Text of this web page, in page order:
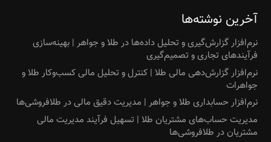
آخرین نوشته‌ها
نرم‌افزار گزارش‌گیری و تحلیل داده‌ها در طلا و جواهر | بهینه‌سازی
فرآیندهای تجاری و تصمیم‌گیری
نرم‌افزار گزارش‌دهی مالی طلا | کنترل و تحلیل مالی کسب‌وکار طلا و
جواهرات
نرم‌افزار حسابداری طلا و جواهر | مدیریت دقیق مالی در طلافروشی‌ها
مدیریت حساب‌های مشتریان طلا | تسهیل فرآیند مدیریت مالی
مشتریان در طلافروشی‌ها